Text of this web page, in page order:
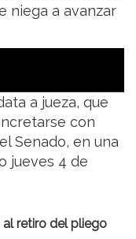
niega a avanzar
a jueza, que
con
Senado, en una
jueves 4 de
al retiro del pliego